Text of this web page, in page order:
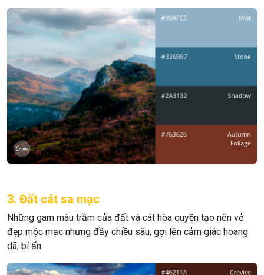
3. Đất cát sa mạc
Những gam màu trầm của đất và cát hòa quyện tạo nên vẻ
đẹp mộc mạc nhưng đầy chiều sâu, gợi lên cảm giác hoang
dã, bí ẩn.